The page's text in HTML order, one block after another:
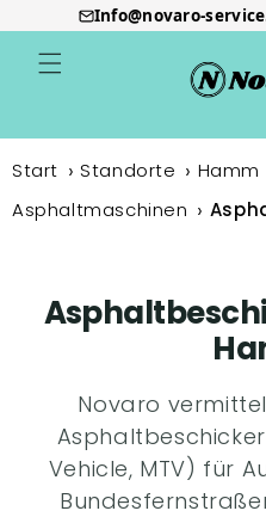
Direkt
zum
Inhalt
Info@novaro-
Start Standorte Hamm
Asphaltmaschinen
Novaro
Vehicle, MTV) für